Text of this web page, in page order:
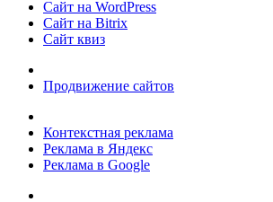
Сайт на WordPress
Сайт на Bitrix
Сайт квиз
Продвижение сайтов
Контекстная реклама
Реклама в Яндекс
Реклама в Google